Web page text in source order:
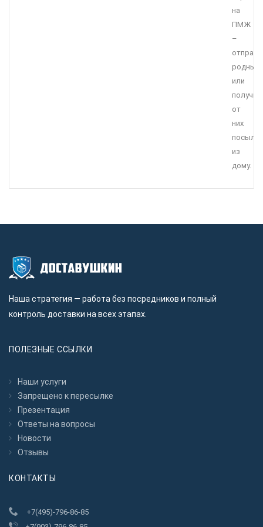
на
ПМЖ
–
родным
или
от
них
посылку
из
дому.
Наша стратегия — работа без посредников и полный
контроль доставки на всех этапах.
ПОЛЕЗНЫЕ ССЫЛКИ
Наши услуги
Запрещено к пересылкe
Презентация
Ответы на вопросы
Новости
Отзывы
КОНТАКТЫ
+7(495)-796-86-85